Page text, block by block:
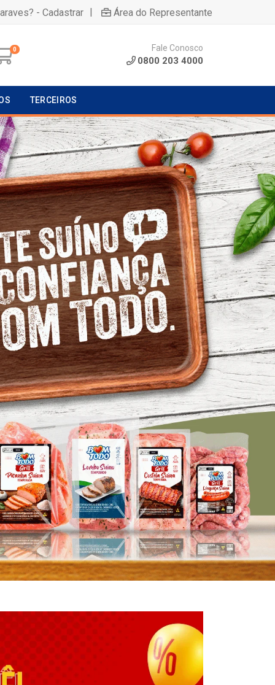
- Cadastrar | Área do Representante
0 Fale Conosco
0800 203 4000
TERCEIROS